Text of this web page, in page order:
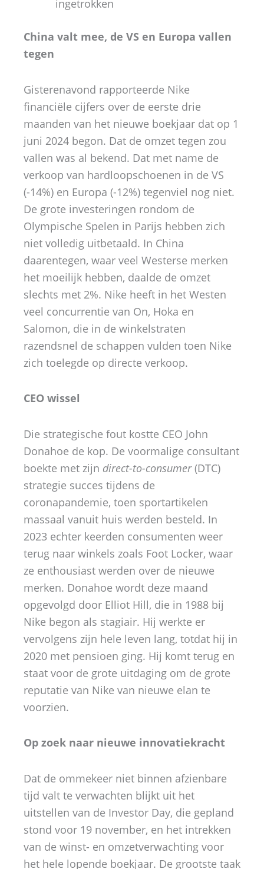
ingetrokken
China valt mee, de VS en Europa vallen
tegen
Gisterenavond rapporteerde Nike
financiële cijfers over de eerste drie
maanden van het nieuwe boekjaar dat op 1
juni 2024 begon. Dat de omzet tegen zou
vallen was al bekend. Dat met name de
verkoop van hardloopschoenen in de VS
(-14%) en Europa (-12%) tegenviel nog niet.
De grote investeringen rondom de
Olympische Spelen in Parijs hebben zich
niet volledig uitbetaald. In China
daarentegen, waar veel Westerse merken
het moeilijk hebben, daalde de omzet
slechts met 2%. Nike heeft in het Westen
veel concurrentie van On, Hoka en
Salomon, die in de winkelstraten
razendsnel de schappen vulden toen Nike
zich toelegde op directe verkoop.
CEO wissel
Die strategische fout kostte CEO John
Donahoe de kop. De voormalige consultant
boekte met zijn direct-to-consumer(DTC)
strategie succes tijdens de
coronapandemie, toen sportartikelen
massaal vanuit huis werden besteld. In
2023 echter keerden consumenten weer
terug naar winkels zoals Foot Locker, waar
ze enthousiast werden over de nieuwe
merken. Donahoe wordt deze maand
opgevolgd door Elliot Hill, die in 1988 bij
Nike begon als stagiair. Hij werkte er
vervolgens zijn hele leven lang, totdat hij in
2020 met pensioen ging. Hij komt terug en
staat voor de grote uitdaging om de grote
reputatie van Nike van nieuwe elan te
voorzien.
Op zoek naar nieuwe innovatiekracht
Dat de ommekeer niet binnen afzienbare
tijd valt te verwachten blijkt uit het
uitstellen van de Investor Day, die gepland
stond voor 19 november, en het intrekken
van de winst- en omzetverwachting voor
het hele lopende boekjaar. De grootste taak